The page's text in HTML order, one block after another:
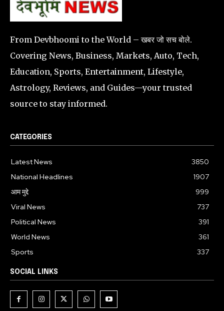
From Devbhoomi to the World – खबर जो सच बोले.
Covering News, Business, Markets, Auto, Tech,
Education, Sports, Entertainment, Lifestyle,
Astrology, Reviews, and Guides—your trusted
source to stay informed.
CATEGORIES
Latest News
3850
National Headlines
1907
आम मुद्दे
999
Viral News
737
Political News
391
World News
361
Sports
337
SOCIAL LINKS